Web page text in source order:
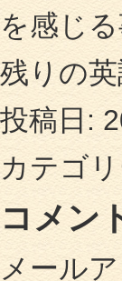
を感じ
残りの
投稿日:
カテゴ
コメン
メール